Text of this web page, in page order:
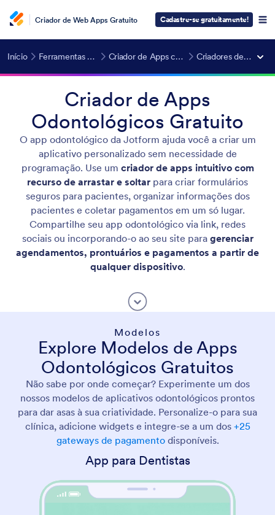
Criador de Web Apps Gratuito Cadastre-se gratuitamente!
Início Ferramentas de IA Criador de Apps com IA Criadores de Apps
Criador de Apps
Odontológicos Gratuito
O app odontológico da Jotform ajuda você a criar um
aplicativo personalizado sem necessidade de
programação. Use um criador de apps intuitivo com
recurso de arrastar e soltar para criar formulários
seguros para pacientes, organizar informações dos
pacientes e coletar pagamentos em um só lugar.
Compartilhe seu app odontológico via link, redes
sociais ou incorporando-o ao seu site para gerenciar
agendamentos, prontuários e pagamentos a partir de
qualquer dispositivo.
Modelos
Explore Modelos de Apps
Odontológicos Gratuitos
Não sabe por onde começar? Experimente um dos
nossos modelos de aplicativos odontológicos prontos
para dar asas à sua criatividade. Personalize-o para sua
clínica, adicione widgets e integre-se a um dos +25
gateways de pagamentodisponíveis.
App para Dentistas